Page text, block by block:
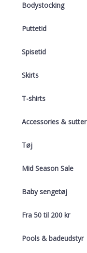
Bodystocking
Puttetid
Spisetid
Skirts
T-shirts
Accessories & sutter
Tøj
Mid Season Sale
Baby sengetøj
Fra 50 til 200 kr
Pools & badeudstyr